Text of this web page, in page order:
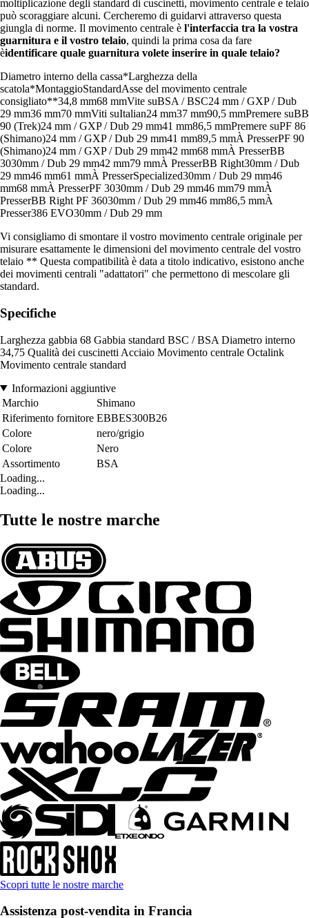
moltiplicazione degli standard di cuscinetti, movimento centrale e telaio
può scoraggiare alcuni. Cercheremo di guidarvi attraverso questa
giungla di norme. Il movimento centrale è l'interfaccia tra la vostra
guarnitura e il vostro telaio, quindi la prima cosa da fare
èidentificare quale guarnitura volete inserire in quale telaio?
Diametro interno della cassa*Larghezza della
scatola*MontaggioStandardAsse del movimento centrale
consigliato**34,8 mm68 mmVite suBSA / BSC24 mm / GXP / Dub
29 mm36 mm70 mmViti suItalian24 mm37 mm90,5 mmPremere suBB
90 (Trek)24 mm / GXP / Dub 29 mm41 mm86,5 mmPremere suPF 86
(Shimano)24 mm / GXP / Dub 29 mm41 mm89,5 mmÀ PresserPF 90
(Shimano)24 mm / GXP / Dub 29 mm42 mm68 mmÀ PresserBB
3030mm / Dub 29 mm42 mm79 mmÀ PresserBB Right30mm / Dub
29 mm46 mm61 mmÀ PresserSpecialized30mm / Dub 29 mm46
mm68 mmÀ PresserPF 3030mm / Dub 29 mm46 mm79 mmÀ
PresserBB Right PF 36030mm / Dub 29 mm46 mm86,5 mmÀ
Presser386 EVO30mm / Dub 29 mm
Vi consigliamo di smontare il vostro movimento centrale originale per
misurare esattamente le dimensioni del movimento centrale del vostro
telaio ** Questa compatibilità è data a titolo indicativo, esistono anche
dei movimenti centrali "adattatori" che permettono di mescolare gli
standard.
Specifiche
Larghezza gabbia 68 Gabbia standard BSC / BSA Diametro interno
34,75 Qualità dei cuscinetti Acciaio Movimento centrale Octalink
Movimento centrale standard
Informazioni aggiuntive
Marchio
Shimano
Riferimento fornitore EBBES300B26
Colore
nero/grigio
Colore
Nero
Assortimento
BSA
Loading...
Loading...
Tutte le nostre marche
Scopri tutte le nostre marche
Assistenza post-vendita in Francia